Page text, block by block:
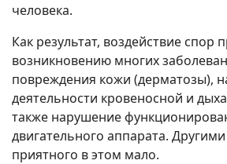
человека.
Как результат, воздействие спор
возникновению многих
повреждения кожи (дерматозы),
деятельности кровеносной и
также нарушение
двигательного аппарата.
приятного в этом мало.